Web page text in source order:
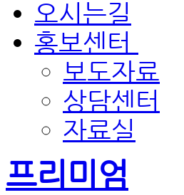
오시는길
홍보센터
보도자료
상담센터
자료실
프리미엄